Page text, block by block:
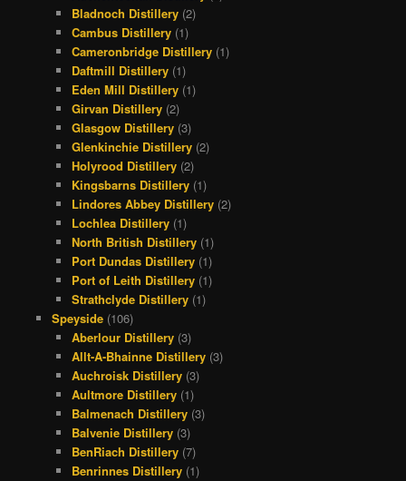
Bladnoch Distillery (2)
Cambus Distillery (1)
Cameronbridge Distillery (1)
Daftmill Distillery (1)
Eden Mill Distillery (1)
Girvan Distillery (2)
Glasgow Distillery (3)
Glenkinchie Distillery (2)
Holyrood Distillery (2)
Kingsbarns Distillery (1)
Lindores Abbey Distillery (2)
Lochlea Distillery (1)
North British Distillery (1)
Port Dundas Distillery (1)
Port of Leith Distillery (1)
Strathclyde Distillery (1)
Speyside(106)
Aberlour Distillery (3)
Allt-A-Bhainne Distillery (3)
Auchroisk Distillery (3)
Aultmore Distillery (1)
Balmenach Distillery (3)
Balvenie Distillery (3)
BenRiach Distillery (7)
Benrinnes Distillery (1)